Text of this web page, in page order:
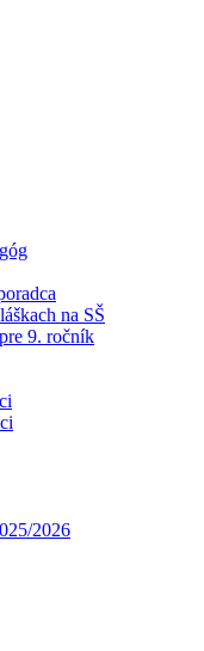
na SŠ
9. ročník
2026